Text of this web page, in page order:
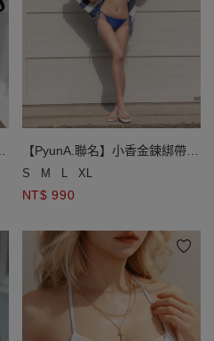
【PyunA.聯名】小香金鍊綁帶低
腰泳褲
S M L XL
NT$ 990